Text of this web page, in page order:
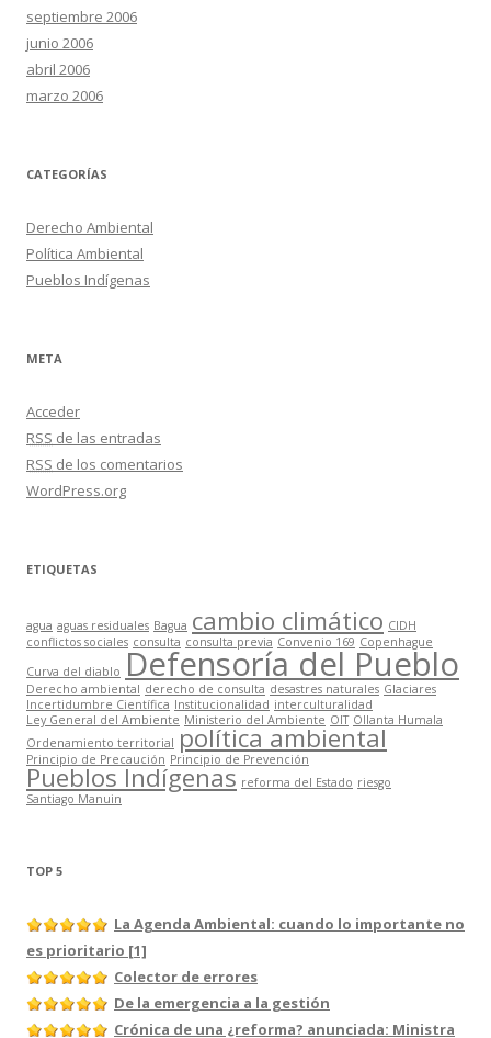
septiembre 2006
junio 2006
abril 2006
marzo 2006
CATEGORÍAS
Derecho Ambiental
Política Ambiental
Pueblos Indígenas
META
Acceder
RSS de las entradas
RSS de los comentarios
WordPress.org
ETIQUETAS
agua aguas residuales Bagua cambio climático CIDH
conflictos sociales consulta consulta previa Convenio 169 Copenhague
Curva del diablo Defensoría del Pueblo
Derecho ambiental derecho de consulta desastres naturales Glaciares
Incertidumbre Científica Institucionalidad interculturalidad
Ley General del Ambiente Ministerio del Ambiente OIT Ollanta Humala
Ordenamiento territorial política ambiental
Principio de Precaución Principio de Prevención
Pueblos Indígenas reforma del Estado riesgo
Santiago Manuin
TOP 5
La Agenda Ambiental: cuando lo importante no
es prioritario [1]
Colector de errores
De la emergencia a la gestión
Crónica de una ¿reforma? anunciada: Ministra